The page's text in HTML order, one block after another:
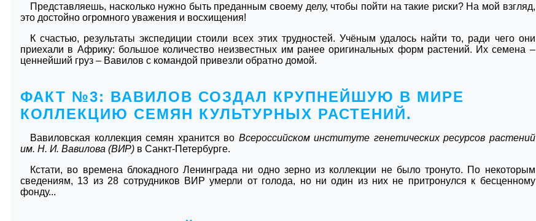
Представляешь, насколько нужно быть преданным своему делу, чтобы пойти на такие риски? На мой взгляд,
это достойно огромного уважения и восхищения!
К счастью, результаты экспедиции стоили всех этих трудностей. Учёным удалось найти то, ради чего они
приехали в Африку: большое количество неизвестных им ранее оригинальных форм растений. Их семена –
ценнейший груз – Вавилов с командой привезли обратно домой.
ФАКТ №3: ВАВИЛОВ СОЗДАЛ КРУПНЕЙШУЮ В МИРЕ
КОЛЛЕКЦИЮ СЕМЯН КУЛЬТУРНЫХ РАСТЕНИЙ.
Вавиловская коллекция семян хранится во Всероссийском институте генетических ресурсов растений
им. Н. И. Вавилова (ВИР) в Санкт-Петербурге.
Кстати, во времена блокадного Ленинграда ни одно зерно из коллекции не было тронуто. По некоторым
сведениям, 13 из 28 сотрудников ВИР умерли от голода, но ни один из них не притронулся к бесценному
фонду...